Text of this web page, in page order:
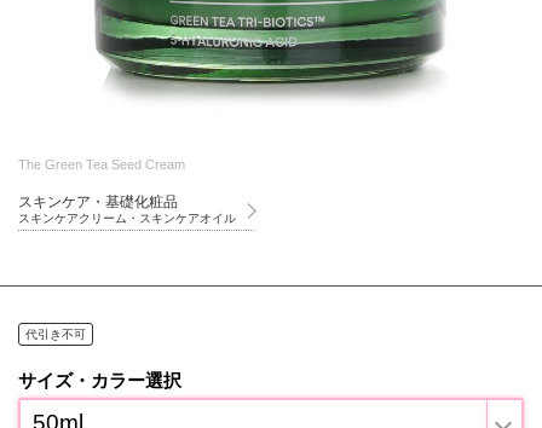
The Green Tea Seed Cream
スキンケア・基礎化粧品
スキンケアクリーム・スキンケアオイル
代引き不可
サイズ・カラー選択